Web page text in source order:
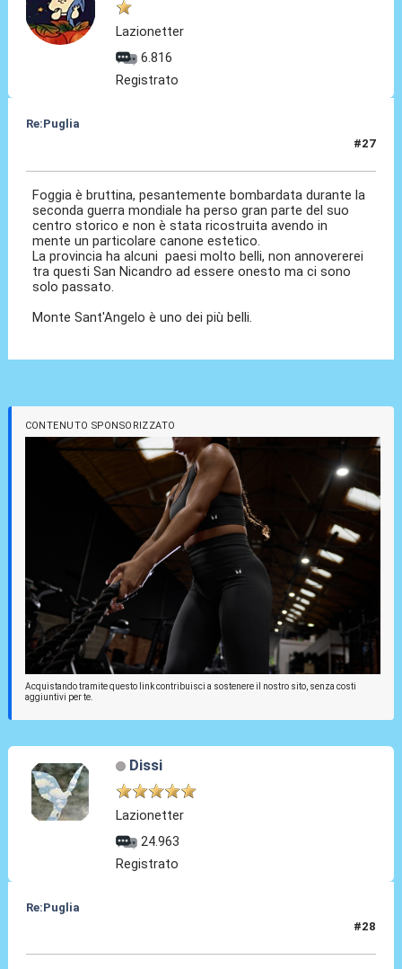
Lazionetter
6.816
Registrato
Re:Puglia
#27
Foggia è bruttina, pesantemente bombardata durante la
seconda guerra mondiale ha perso gran parte del suo
centro storico e non è stata ricostruita avendo in
mente un particolare canone estetico.
La provincia ha alcuni paesi molto belli, non annovererei
tra questi San Nicandro ad essere onesto ma ci sono
solo passato.
Monte Sant'Angelo è uno dei più belli.
CONTENUTO SPONSORIZZATO
Acquistando tramite questo link contribuisci a sostenere il nostro sito, senza costi
aggiuntivi per te.
Dissi
Lazionetter
24.963
Registrato
Re:Puglia
#28